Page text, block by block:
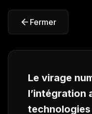
Fermer
Le virage
l’intégration